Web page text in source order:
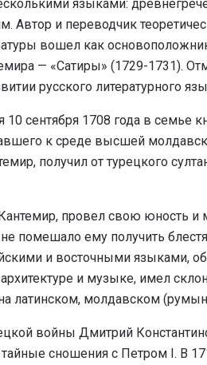
языками:
Автор и переводчик
вошел как
— «Сатиры» (1729-1731).
русского литературного
10 сентября 1708 года в семье
к среде высшей
получил от турецкого
провел свою юность
не помешало ему получить
и восточными языками,
и музыке, имел
латинском, молдавском
войны Дмитрий
сношения с Петром I. В